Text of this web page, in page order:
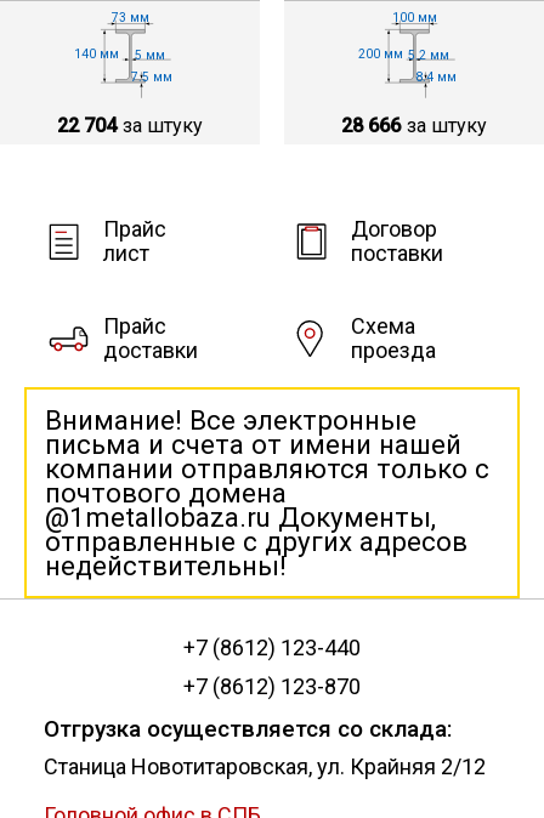
140 мм
73 мм
5 мм
7.5 мм
22 704 за штуку
200 мм
100 мм
5.2 мм
8.4 мм
28 666 за штуку
Прайс
лист
Договор
поставки
Прайс
доставки
Схема
проезда
Внимание! Все электронные
письма и счета от имени нашей
компании отправляются только с
почтового домена
@1metallobaza.ru Документы,
отправленные с других адресов
недействительны!
+7 (8612) 123-440
+7 (8612) 123-870
Отгрузка осуществляется со склада:
Станица Новотитаровская, ул. Крайняя 2/12